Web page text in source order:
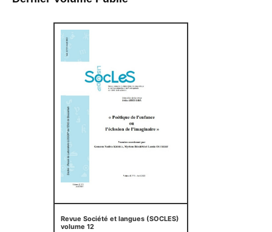
Revue Société et langues (SOCLES)
volume 12